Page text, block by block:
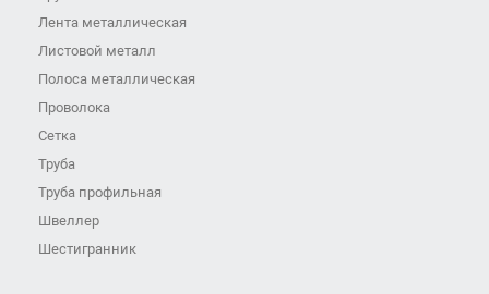
Лента металлическая
Листовой металл
Полоса металлическая
Проволока
Сетка
Труба
Труба профильная
Швеллер
Шестигранник